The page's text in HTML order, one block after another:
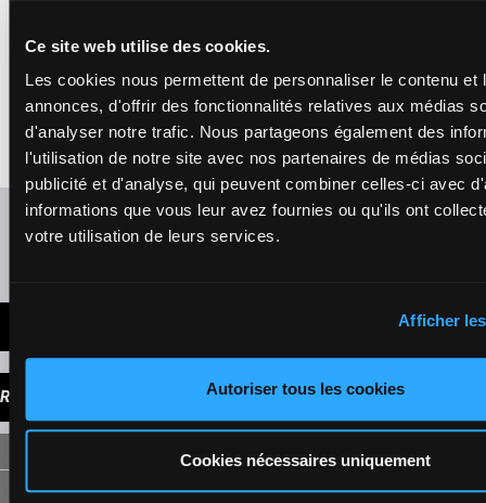
Ce site web utilise des cookies.
Les cookies nous permettent de personnaliser le contenu et
annonces, d'offrir des fonctionnalités relatives aux médias
d'analyser notre trafic. Nous partageons également des
l'utilisation de notre site avec nos partenaires de médias
publicité et d'analyse, qui peuvent combiner celles-ci avec
informations que vous leur avez fournies ou qu'ils ont
votre utilisation de leurs services.
Afficher
Autoriser tous les cookies
Cookies nécessaires uniquement
VARESE
Juan M.Soto-Raul
Serrano
F/5 -
55
kg
5p 7p 6p 6p 2p 1p
3p 11p 3p 6p 6p
(24) 1p
F/5
55
kg
5p 7p 6p 6p
2p 1p 3p
11p 3p 6p
13
Rafraîchir les cotes
RAPPORTS
SIMPLE